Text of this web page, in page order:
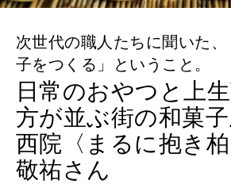
MAMA
ママもいろいろ
SUSTAINABLE
わたしができること
次世代の職人たちに聞いた
子をつくる」ということ。
日常のおやつと上
方が並ぶ街の和菓子
西院〈まるに抱き
敬祐さん